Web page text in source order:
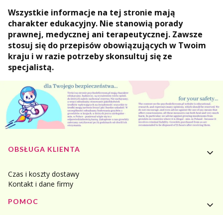
Wszystkie informacje na tej stronie mają
charakter edukacyjny. Nie stanowią porady
prawnej, medycznej ani terapeutycznej. Zawsze
stosuj się do przepisów obowiązujących w Twoim
kraju i w razie potrzeby skonsultuj się ze
specjalistą.
Linki w stopce
OBSŁUGA KLIENTA
Czas i koszty dostawy
Kontakt i dane firmy
POMOC